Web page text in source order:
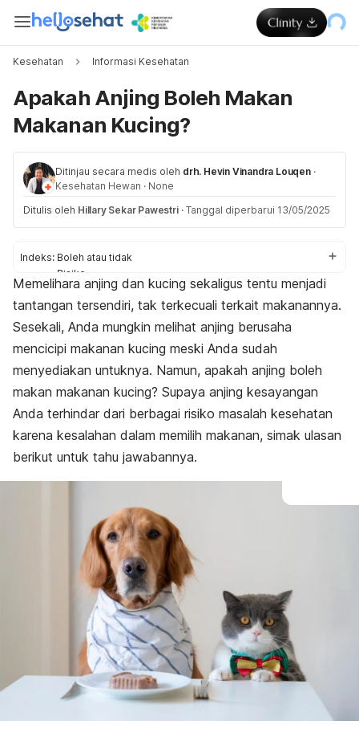
Kesehatan Informasi Kesehatan
Apakah Anjing Boleh Makan
Makanan Kucing?
Ditinjau secara medis oleh drh. Hevin Vinandra Louqen ·
Kesehatan Hewan · None
Ditulis oleh Hillary Sekar Pawestri · Tanggal diperbarui 13/05/2025
Indeks: Boleh atau tidak
Risiko
Penanganan
Tips
Memelihara anjing dan kucing sekaligus tentu menjadi
tantangan tersendiri, tak terkecuali terkait makanannya.
Sesekali, Anda mungkin melihat anjing berusaha
mencicipi makanan kucing meski Anda sudah
menyediakan untuknya. Namun, apakah anjing boleh
makan makanan kucing? Supaya anjing kesayangan
Anda terhindar dari berbagai risiko masalah kesehatan
karena kesalahan dalam memilih makanan, simak ulasan
berikut untuk tahu jawabannya.